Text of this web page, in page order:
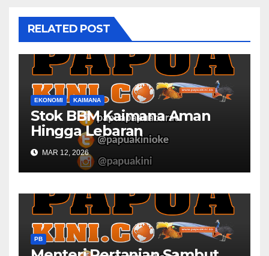
RELATED POST
EKONOMI KAIMANA
Stok BBM Kaimana Aman
Hingga Lebaran
MAR 12, 2026
PB